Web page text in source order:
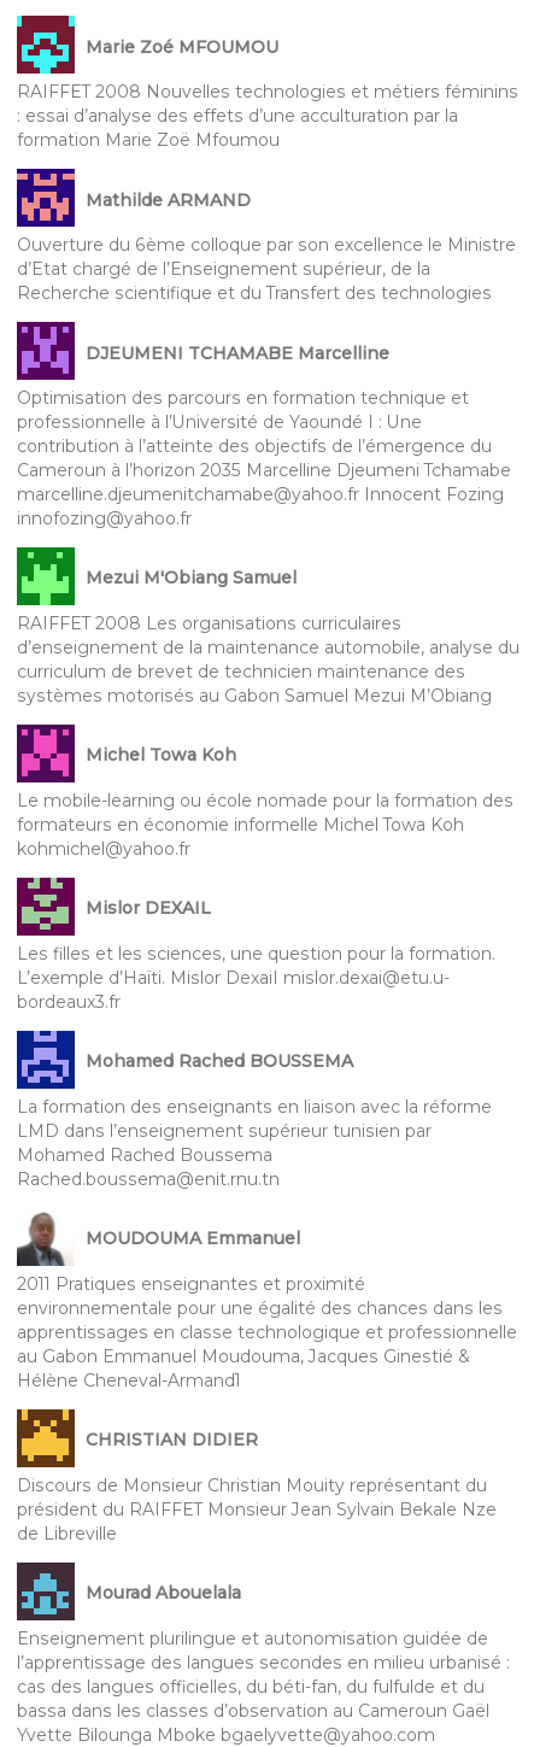
Marie Zoé MFOUMOU
RAIFFET 2008 Nouvelles technologies et métiers féminins
: essai d’analyse des effets d’une acculturation par la
formation Marie Zoë Mfoumou
Mathilde ARMAND
Ouverture du 6ème colloque par son excellence le Ministre
d’Etat chargé de l’Enseignement supérieur, de la
Recherche scientifique et du Transfert des technologies
DJEUMENI TCHAMABE Marcelline
Optimisation des parcours en formation technique et
professionnelle à l’Université de Yaoundé I : Une
contribution à l’atteinte des objectifs de l’émergence du
Cameroun à l’horizon 2035 Marcelline Djeumeni Tchamabe
marcelline.djeumenitchamabe@yahoo.fr Innocent Fozing
innofozing@yahoo.fr
Mezui M'Obiang Samuel
RAIFFET 2008 Les organisations curriculaires
d’enseignement de la maintenance automobile, analyse du
curriculum de brevet de technicien maintenance des
systèmes motorisés au Gabon Samuel Mezui M’Obiang
Michel Towa Koh
Le mobile-learning ou école nomade pour la formation des
formateurs en économie informelle Michel Towa Koh
kohmichel@yahoo.fr
Mislor DEXAIL
Les filles et les sciences, une question pour la formation.
L’exemple d’Haïti. Mislor DexaiI mislor.dexai@etu.u-
bordeaux3.fr
Mohamed Rached BOUSSEMA
La formation des enseignants en liaison avec la réforme
LMD dans l’enseignement supérieur tunisien par
Mohamed Rached Boussema
Rached.boussema@enit.rnu.tn
MOUDOUMA Emmanuel
2011 Pratiques enseignantes et proximité
environnementale pour une égalité des chances dans les
apprentissages en classe technologique et professionnelle
au Gabon Emmanuel Moudouma, Jacques Ginestié &
Hélène Cheneval-Armand1
CHRISTIAN DIDIER
Discours de Monsieur Christian Mouity représentant du
président du RAIFFET Monsieur Jean Sylvain Bekale Nze
de Libreville
Mourad Abouelala
Enseignement plurilingue et autonomisation guidée de
l’apprentissage des langues secondes en milieu urbanisé :
cas des langues officielles, du béti-fan, du fulfulde et du
bassa dans les classes d’observation au Cameroun Gaël
Yvette Bilounga Mboke bgaelyvette@yahoo.com